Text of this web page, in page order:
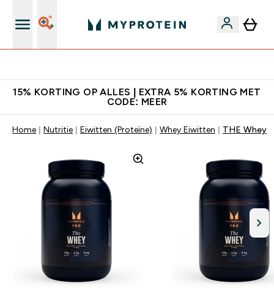
15% KORTING OP ALLES | EXTRA 5% KORTING MET
CODE: MEER
Home Nutritie Eiwitten (Proteïne) Whey Eiwitten THE Whey